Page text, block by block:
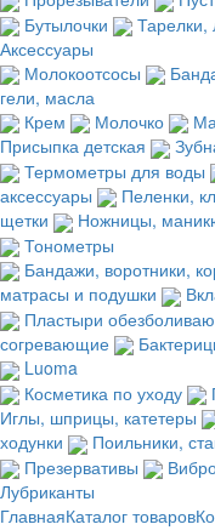
Бутылочки
Тарелки,
Аксессуары
Молокоотсосы
гели, масла
Крем
Молочко
Присыпка детская
Термометры для воды
аксессуары
Пеленки,
щетки
Ножницы,
Тонометры
Бандажи, воротники,
матрасы и подушки
Пластыри
согревающие
Luoma
Косметика по уходу
Иглы, шприцы, катетеры
ходунки
Поильники,
Презервативы
Лубриканты
ГлавнаяКаталог товаров